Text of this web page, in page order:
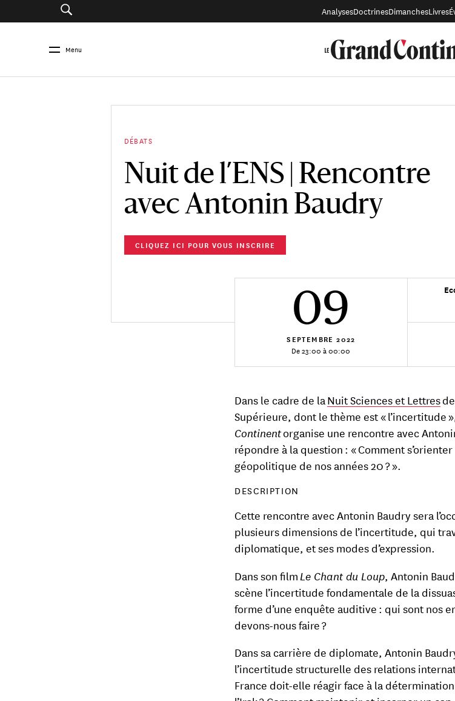
AnalysesDoctrinesDimanchesLivres
Menu
DÉBATS
Nuit de l’ENS | Rencontre
avec Antonin Baudry
CLIQUEZ ICI POUR VOUS INSCRIRE
09
SEPTEMBRE 2022
De 23:00 à 00:00
Dans le cadre de laNuit Sciences et Lettresde
Supérieure, dont le thème est « l’incertitude
Continentorganise une rencontre avec
répondre à la question : « Comment
géopolitique de nos années 20 ? ».
DESCRIPTION
Cette rencontre avec Antonin Baudry sera
plusieurs dimensions de l’incertitude, qui
diplomatique, et ses modes d’expression.
Dans son filmLe Chant du Loup, Antonin
scène l’incertitude fondamentale de la
forme d’une enquête auditive : qui sont nos
devons-nous faire ?
Dans sa carrière de diplomate, Antonin
l’incertitude structurelle des relations
France doit-elle réagir face à la détermination